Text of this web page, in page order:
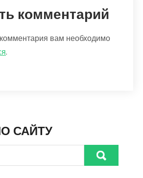
комментарий
вам необходимо
.
САЙТУ